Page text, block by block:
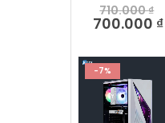
710.000₫
700.000 ₫
-7%